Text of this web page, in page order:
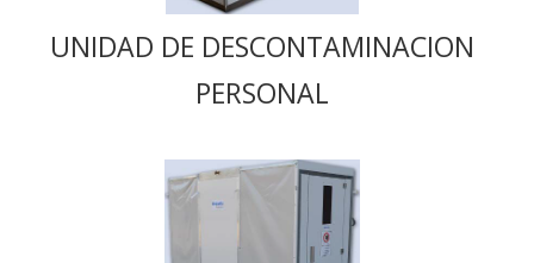
UNIDAD DE DESCONTAMINACION
PERSONAL